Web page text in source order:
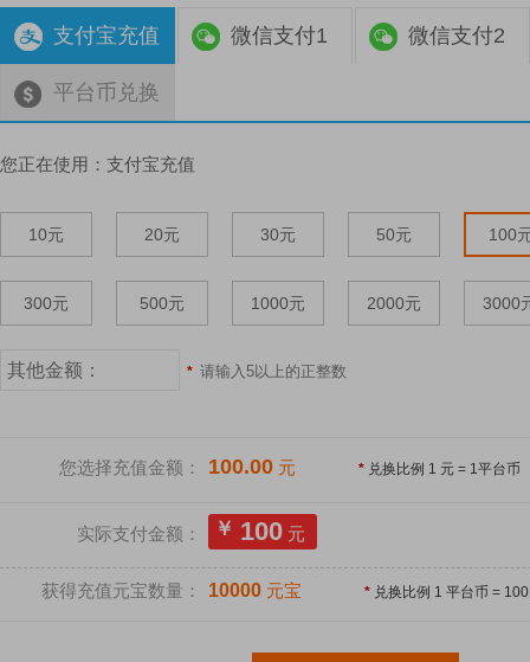
支付宝充值 微信支付1 微信支付2
平台币兑换
您正在使用： 支付宝充值
10元 20元 30元 50元 100
300元 500元 1000元 2000元 3000
* 请输入5以上的正整数
您选择充值金额： 100.00 元 * 兑换比例 1 元 = 1平台币
实际支付金额： ￥ 100 元
获得充值元宝数量： 10000 元宝 * 兑换比例 1 平台币 = 100